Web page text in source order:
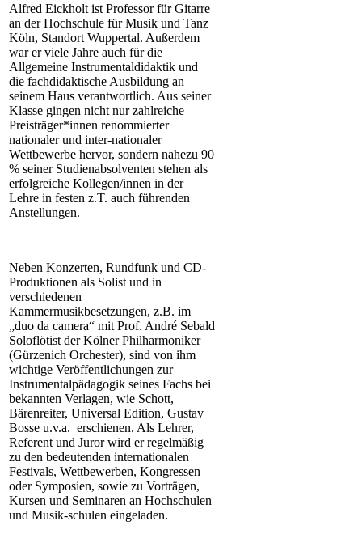
Alfred Eickholt ist Professor für Gitarre
an der Hochschule für Musik und Tanz
Köln, Standort Wuppertal. Außerdem
war er viele Jahre auch für die
Allgemeine Instrumentaldidaktik und
die fachdidaktische Ausbildung an
seinem Haus verantwortlich. Aus seiner
Klasse gingen nicht nur zahlreiche
Preisträger*innen renommierter
nationaler und inter-nationaler
Wettbewerbe hervor, sondern nahezu 90
% seiner Studienabsolventen stehen als
erfolgreiche Kollegen/innen in der
Lehre in festen z.T. auch führenden
Anstellungen.
Neben Konzerten, Rundfunk und CD-
Produktionen als Solist und in
verschiedenen
Kammermusikbesetzungen, z.B. im
„duo da camera“ mit Prof. André Sebald
Soloflötist der Kölner Philharmoniker
(Gürzenich Orchester), sind von ihm
wichtige Veröffentlichungen zur
Instrumentalpädagogik seines Fachs bei
bekannten Verlagen, wie Schott,
Bärenreiter, Universal Edition, Gustav
Bosse u.v.a. erschienen. Als Lehrer,
Referent und Juror wird er regelmäßig
zu den bedeutenden internationalen
Festivals, Wettbewerben, Kongressen
oder Symposien, sowie zu Vorträgen,
Kursen und Seminaren an Hochschulen
und Musik-schulen eingeladen.